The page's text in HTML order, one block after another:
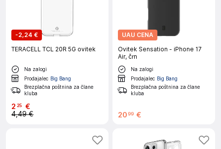
-2,24 €
TERACELL TCL 20R 5G ovitek
Na zalogi
Prodajalec Big Bang
Brezplačna poštnina za člane
kluba
2 25 €
4,49 €
UAU CENA
Ovitek Sensation - iPhone 17
Air, črn
Na zalogi
Prodajalec Big Bang
Brezplačna poštnina za člane
kluba
20 99 €